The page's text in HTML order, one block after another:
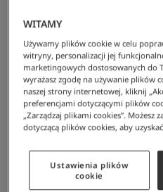
NAJNIŻSZA CENA Z 30 DNI:
WITAMY
Używamy plików cookie w celu
witryny, personalizacji jej
marketingowych dostosowanych do
wyrażasz zgodę na używanie plików
naszej strony internetowej, kliknij
preferencjami dotyczącymi plików
„Zarządzaj plikami cookies”. Możesz
dotyczącą plików cookies, aby
Ustawienia plików
cookie